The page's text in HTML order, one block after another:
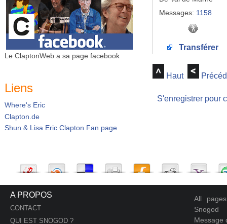
Le ClaptonWeb a sa page facebook
Liens
Where's Eric
Clapton.de
Shun & Lisa Eric Clapton Fan page
Messages: 1158
Transférer
Haut
S'enregistrer pour
A PROPOS
CONTACT
QUI EST SNOGOD ?
All
Snogod
Message